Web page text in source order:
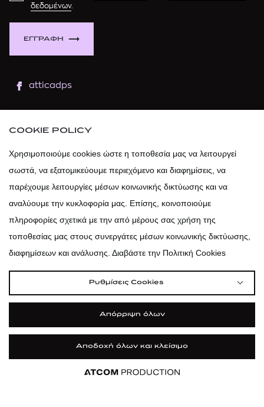
ΕΓΓΡΑΦΗ
δεδομένων.
atticadps
atticadps
| Πολιτική Cookies | Κώδικας Δεοντολογίας
Προστασία Προσωπικών Δεδομένων
COOKIE POLICY
Χρησιμοποιούμε cookies ώστε η τοποθεσία μας να λειτουργεί
σωστά, να εξατομικεύουμε περιεχόμενο και διαφημίσεις, να
παρέχουμε λειτουργίες μέσων κοινωνικής δικτύωσης και να
αναλύουμε την κυκλοφορία μας. Επίσης, κοινοποιούμε
πληροφορίες σχετικά με την από μέρους σας χρήση της
τοποθεσίας μας στους συνεργάτες μέσων κοινωνικής δικτύωσης,
διαφημίσεων και ανάλυσης. Διαβάστε την Πολιτική Cookies
Ρυθμίσεις Cookies
Απόρριψη όλων
Αποδοχή όλων και κλείσιμο